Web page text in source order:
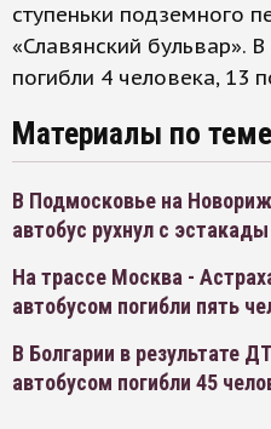
ступеньки подземного
«Славянский бульвар».
погибли 4 человека, 13
Материалы по теме
В Подмосковье на
автобус рухнул с эстакады
На трассе Москва -
автобусом погибли пять
В Болгарии в результате
автобусом погибли 45